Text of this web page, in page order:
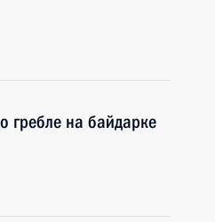
гребле на байдарке